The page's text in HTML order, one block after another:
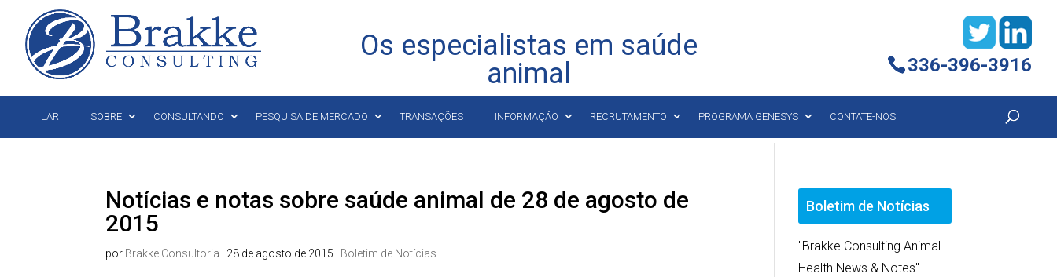
Os especialistas em saúde
animal
336-396-3916
LAR SOBRE CONSULTANDO PESQUISA DE MERCADO TRANSAÇÕES INFORMAÇÃO RECRUTAMENTO PROGRAMA GENESYS CONTATE-NOS
Notícias e notas sobre saúde animal de 28 de agosto de
2015
por Brakke Consultoria 28 de agosto de 2015 Boletim de Notícias
Boletim de Notícias
"Brakke Consulting Animal
Health News & Notes"